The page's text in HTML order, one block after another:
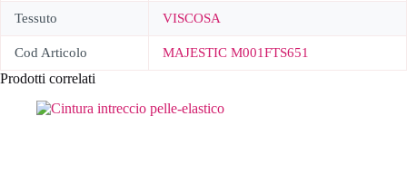
Tessuto VISCOSA
Cod Articolo MAJESTIC M001FTS651
Prodotti correlati